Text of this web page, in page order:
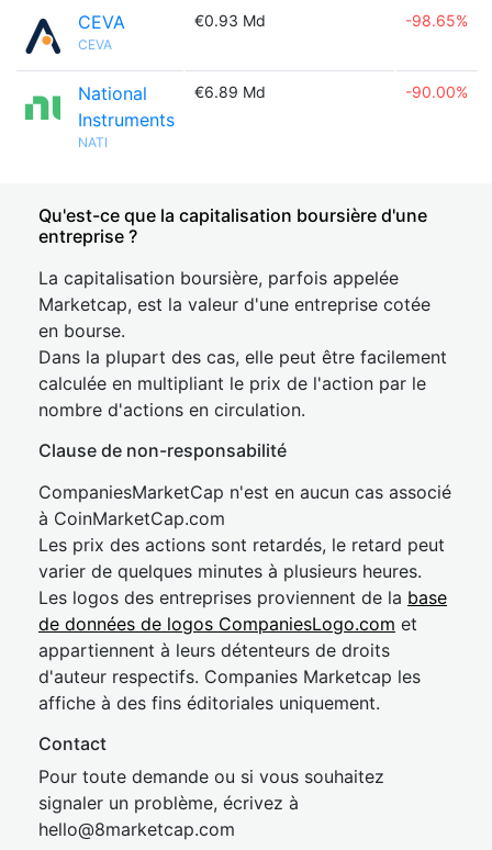
CEVA
CEVA
€0.93 Md -98.65%
National
Instruments
NATI
€6.89 Md -90.00%
Qu'est-ce que la capitalisation boursière d'une
entreprise ?
La capitalisation boursière, parfois appelée
Marketcap, est la valeur d'une entreprise cotée
en bourse.
Dans la plupart des cas, elle peut être facilement
calculée en multipliant le prix de l'action par le
nombre d'actions en circulation.
Clause de non-responsabilité
CompaniesMarketCap n'est en aucun cas associé
à CoinMarketCap.com
Les prix des actions sont retardés, le retard peut
varier de quelques minutes à plusieurs heures.
Les logos des entreprises proviennent de la base
de données de logos CompaniesLogo.com et
appartiennent à leurs détenteurs de droits
d'auteur respectifs. Companies Marketcap les
affiche à des fins éditoriales uniquement.
Contact
Pour toute demande ou si vous souhaitez
signaler un problème, écrivez à
hello@8marketcap.com